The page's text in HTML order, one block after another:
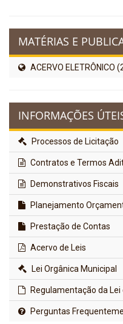
MATÉRIAS E
ACERVO ELETRÔNICO
INFORMAÇÕES
Processos de Licitação
Contratos e Termos
Demonstrativos Fiscais
Planejamento
Prestação de Contas
Acervo de Leis
Lei Orgânica Municipal
Regulamentação da
Perguntas